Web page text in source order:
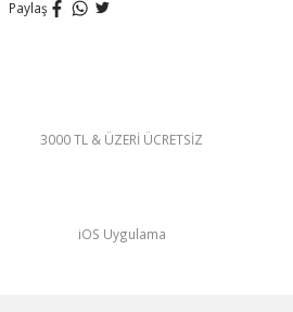
Paylaş
3000 TL & ÜZERİ ÜCRETSİZ
iOS Uygulama